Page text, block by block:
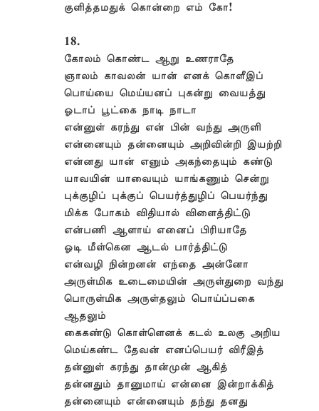
குளித்தமதுக் கொன்றை எம் கோ!
18.
கோலம் கொண்ட ஆறு உணராதே
ஞாலம் காவலன் யான் எனக் கொளீஇப்
பொய்யை மெய்யனப் புகன்று வையத்து
ஓடாப் பூட்கை நாடி நாடா
என்னுள் கரந்து என் பின் வந்து அருளி
என்னையும் தன்னையும் அறிவின்றி இயற்றி
என்னது யான் எனும் அகந்தையும் கண்டு
யாவயின் யாவையும் யாங்கணும் சென்று
புக்குழிப் புக்குப் பெயர்த்துழிப் பெயர்ந்து
மிக்க போகம் விதியால் விளைத்திட்டு
என்பணி ஆளாய் எனைப் பிரியாதே
ஓடி மீள்கென ஆடல் பார்த்திட்டு
என்வழி நின்றனன் எந்தை அன்னோ
அருள்மிக உடைமையின் அருள்துறை வந்து
பொருள்மிக அருள்தலும் பொய்ப்பகை
ஆதலும்
கைகண்டு கொள்ளெனக் கடல் உலகு அறிய
மெய்கண்ட தேவன் எனப்பெயர் விரீஇத்
தன்னுள் கரந்து தான்முன் ஆகித்
தன்னதும் தானுமாய் என்னை இன்றாக்கித்
தன்னையும் என்னையும் தந்து தனது